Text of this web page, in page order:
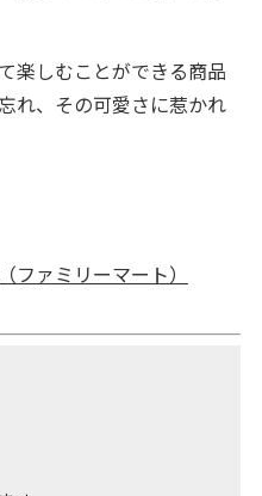
楽しむことができる商品
れ、その可愛さに惹かれ
ファミリーマート）